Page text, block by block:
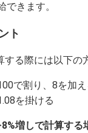
できます。
ト
する際には以下の
で割り、8を加え
を掛ける
増しで計算する